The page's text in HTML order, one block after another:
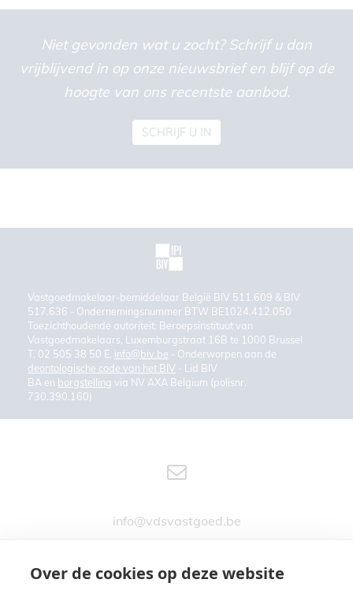
Niet gevonden wat u zocht? Schrijf u dan
vrijblijvend in op onze nieuwsbrief en blijf op de
hoogte van ons recentste aanbod.
SCHRIJF U IN
Vastgoedmakelaar-bemiddelaar België BIV 511.609 & BIV
517.636 - Ondernemingsnummer BTW BE1024.412.050
Toezichthoudende autoriteit: Beroepsinstituut van
Vastgoedmakelaars, Luxemburgstraat 16B te 1000 Brussel
T. 02 505 38 50 E. info@biv.be - Onderworpen aan de
deontologische code van het BIV - Lid BIV
BA en borgstelling via NV AXA Belgium (polisnr.
730.390.160)
info@vdsvastgoed.be
Over de cookies op deze website